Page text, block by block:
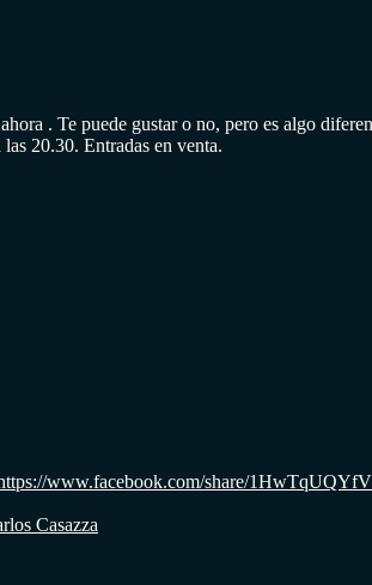
. Te puede gustar o no, pero es algo
20.30. Entradas en venta.
www.facebook.com/share/
Casazza